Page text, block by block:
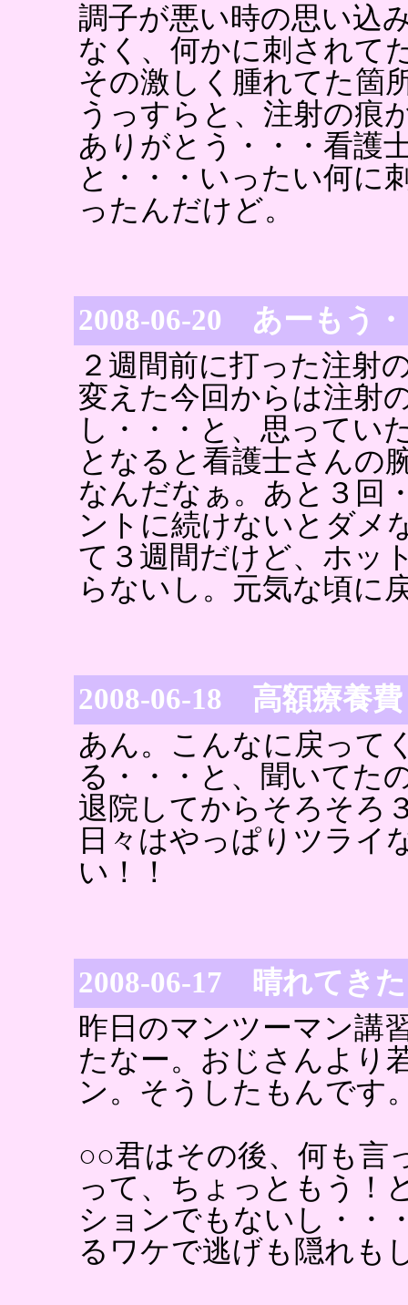
調子が悪い時の思い込
なく、何かに刺されて
その激しく腫れてた箇
うっすらと、注射の痕
ありがとう・・・看護
と・・・いったい何に
ったんだけど。
2008-06-20 あーもう
２週間前に打った注射
変えた今回からは注射
し・・・と、思ってい
となると看護士さんの
なんだなぁ。あと３回
ントに続けないとダメ
て３週間だけど、ホッ
らないし。元気な頃に
2008-06-18 高額療養費
あん。こんなに戻って
る・・・と、聞いてた
退院してからそろそろ
日々はやっぱりツライ
い！！
2008-06-17 晴れてき
昨日のマンツーマン講
たなー。おじさんより
ン。そうしたもんです
○○君はその後、何も言
って、ちょっともう！
ションでもないし・・
るワケで逃げも隠れも